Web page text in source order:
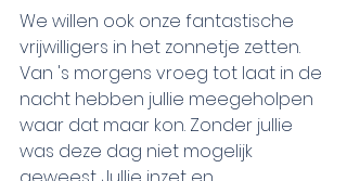
We willen ook onze fantastische
vrijwilligers in het zonnetje zetten.
Van 's morgens vroeg tot laat in de
nacht hebben jullie meegeholpen
waar dat maar kon. Zonder jullie
was deze dag niet mogelijk